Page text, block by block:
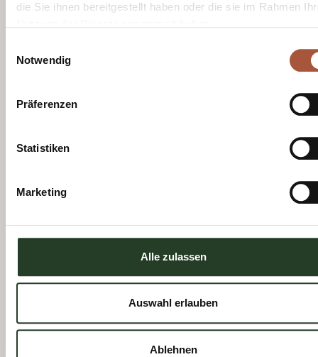
die Sie ihnen bereitgestellt haben oder die sie im Rahmen
Notwendig
Präferenzen
Statistiken
Marketing
Alle zulassen
Auswahl erlauben
Ablehnen
receiving newsletters from the Viehhofen
See you
soon!